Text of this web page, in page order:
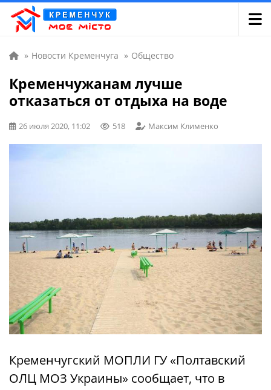
» Новости Кременчуга » Общество
Кременчужанам лучше
отказаться от отдыха на воде
26 июля 2020, 11:02 518 Максим Клименко
Кременчугский МОПЛИ ГУ «Полтавский
ОЛЦ МОЗ Украины» сообщает, что в